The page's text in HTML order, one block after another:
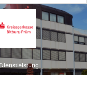
Dienstleistung